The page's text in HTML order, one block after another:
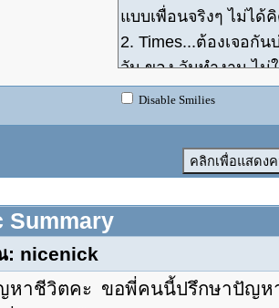
Disable Smilies
Summary
: nicenick
หาชีวิตคะ ขอพี่คนนี้ปรึกษาปัญห